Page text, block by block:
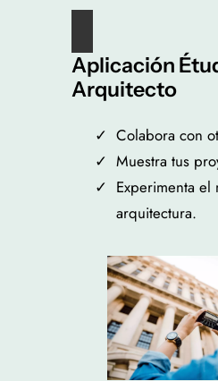
Aplicación
Arquitecto
Colabora con
Muestra tus
Experimenta
arquitectura.